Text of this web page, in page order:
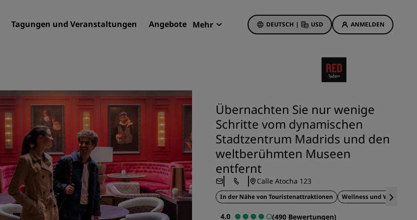
Tagungen und Veranstaltungen Angebote Mehr DEUTSCH | USD ANMELDEN
Reiseziele
Resorts
Serviced Apartments
Flughafenhotels
Neue und geplante Hotels
Tagungen und
Veranstaltungen
Entdecken Sie Radisson Meetings
Bonus für die erste Buchung
Deals of the Day
Im Voraus buchen
Unsere Angebote anzeigen
Reisevorschläge
Familienfreundliche Hotels
Übernachten Sie nur wenige
Schritte vom dynamischen
Stadtzentrum Madrids und den
weltberühmten Museen
entfernt
Calle Atocha 123
In der Nähe von Touristenattraktionen Wellness und
4.0
(490 Bewertungen)